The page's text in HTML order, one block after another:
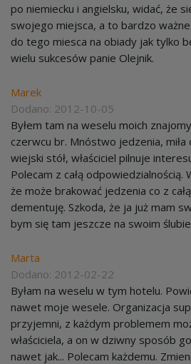
po niemiecku i angielsku, widać, że
swojego miejsca, a to bardzo
do tego miesca na obiady jak tylko
wielu sukcesów panie Olejnik.
Marek
Dodano: 2012-10-05
Byłem tam na weselu moich
czerwcu br. Mnóstwo jedzenia, miła
wiejski stół, właściciel pilnuje
Polecam z całą odpowiedzialnością.
że może brakować jedzenia co z
dementuję. Szkoda, że ja już mam
bym się tam jeszcze na swoim ślubie
Marta
Dodano: 2012-02-22
Byłam na weselu w tym hotelu.
nawet moje wesele. Organizacja
przyjemni, z każdym problemem
właściciela, a on w dziwny sposób
nawet jak... Polecam każdemu.